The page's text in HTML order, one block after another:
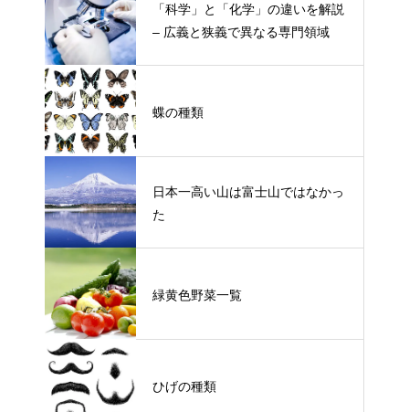
「科学」と「化学」の違いを解説
– 広義と狭義で異なる専門領域
蝶の種類
日本一高い山は富士山ではなかっ
た
緑黄色野菜一覧
ひげの種類